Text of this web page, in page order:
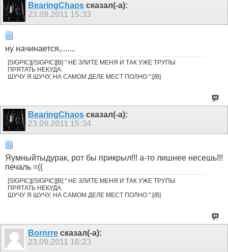
BearingChaos сказал(-а):
23.09.2011 15:33
ну начинается,.......
[SIGPIC][/SIGPIC][B] " НЕ ЗЛИТЕ МЕНЯ И ТАК УЖЕ ТРУПЫ
ПРЯТАТЬ НЕКУДА.
ШУЧУ Я ШУЧУ, НА САМОМ ДЕЛЕ МЕСТ ПОЛНО ".[/B]
BearingChaos сказал(-а):
23.09.2011 15:34
Яумныйтыдурак, рот бы прикрыл!!! а-то лишнее несешь!!!
печаль =((
[SIGPIC][/SIGPIC][B] " НЕ ЗЛИТЕ МЕНЯ И ТАК УЖЕ ТРУПЫ
ПРЯТАТЬ НЕКУДА.
ШУЧУ Я ШУЧУ, НА САМОМ ДЕЛЕ МЕСТ ПОЛНО ".[/B]
Bornrre сказал(-а):
23.09.2011 16:23